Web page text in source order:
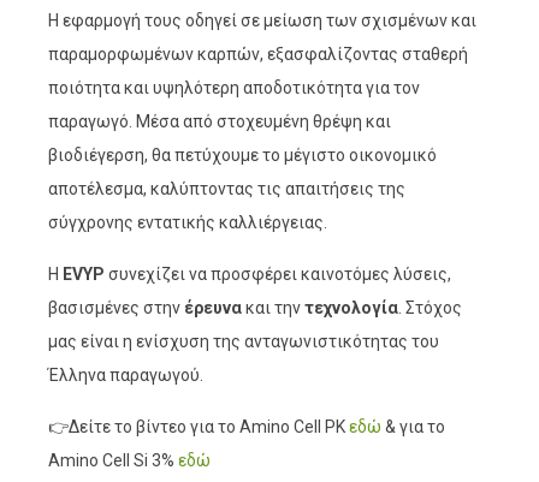
Η εφαρμογή τους οδηγεί σε μείωση των σχισμένων και
παραμορφωμένων καρπών, εξασφαλίζοντας σταθερή
ποιότητα και υψηλότερη αποδοτικότητα για τον
παραγωγό. Μέσα από στοχευμένη θρέψη και
βιοδιέγερση, θα πετύχουμε το μέγιστο οικονομικό
αποτέλεσμα, καλύπτοντας τις απαιτήσεις της
σύγχρονης εντατικής καλλιέργειας.
Η EVYP συνεχίζει να προσφέρει καινοτόμες λύσεις,
βασισμένες στην έρευνακαι τηντεχνολογία. Στόχος
μας είναι η ενίσχυση της ανταγωνιστικότητας του
Έλληνα παραγωγού.
👉Δείτε το βίντεο για το Amino Cell PKεδώ & για το
Amino Cell Si 3% εδώ